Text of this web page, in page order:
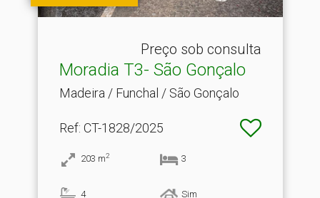
Preço sob consulta
Moradia T3- São Gonçalo
Madeira / Funchal / São Gonçalo
Ref: CT-1828/2025
203 m2 3
4 Sim